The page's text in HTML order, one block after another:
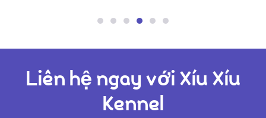
Liên hệ ngay với Xíu Xíu
Kennel